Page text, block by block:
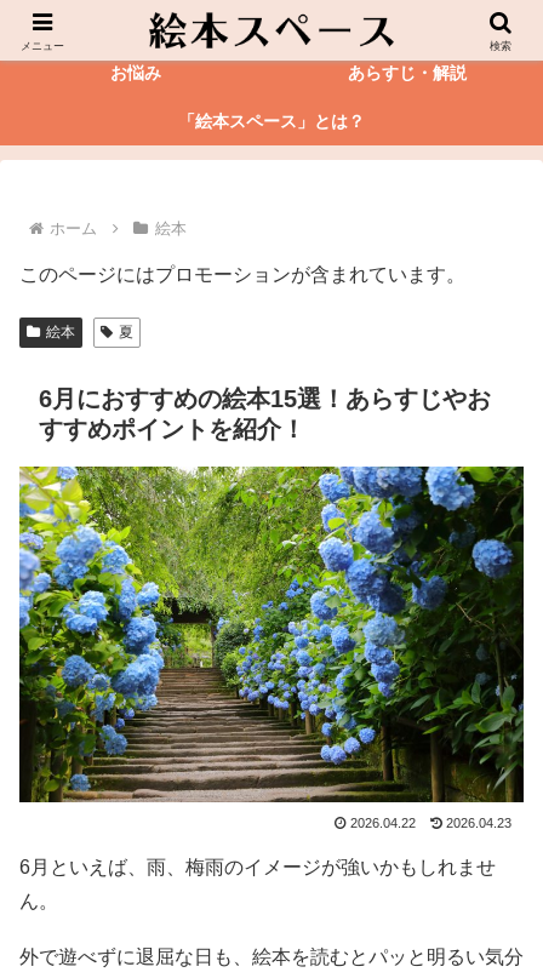
絵本
お悩み あらすじ・解説
「絵本スペース」とは？
ホーム 絵本
このページにはプロモーションが含まれています。
絵本 夏
6月におすすめの絵本15選！あらすじやお
すすめポイントを紹介！
2026.04.22 2026.04.23
6月といえば、雨、梅雨のイメージが強いかもしれませ
ん。
外で遊べずに退屈な日も、絵本を読むとパッと明るい気分
メニュー 検索